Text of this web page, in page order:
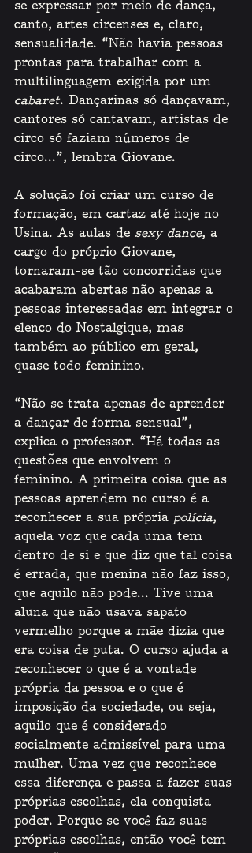
se expressar por meio de dança,
canto, artes circenses e, claro,
sensualidade. “Não havia pessoas
prontas para trabalhar com a
multilinguagem exigida por um
cabaret. Dançarinas só dançavam,
cantores só cantavam, artistas de
circo só faziam números de
circo...”, lembra Giovane.
A solução foi criar um curso de
formação, em cartaz até hoje no
Usina. As aulas de sexy dance, a
cargo do próprio Giovane,
tornaram-se tão concorridas que
acabaram abertas não apenas a
pessoas interessadas em integrar o
elenco do Nostalgique, mas
também ao público em geral,
quase todo feminino.
“Não se trata apenas de aprender
a dançar de forma sensual”,
explica o professor. “Há todas as
questões que envolvem o
feminino. A primeira coisa que as
pessoas aprendem no curso é a
reconhecer a sua própria polícia,
aquela voz que cada uma tem
dentro de si e que diz que tal coisa
é errada, que menina não faz isso,
que aquilo não pode... Tive uma
aluna que não usava sapato
vermelho porque a mãe dizia que
era coisa de puta. O curso ajuda a
reconhecer o que é a vontade
própria da pessoa e o que é
imposição da sociedade, ou seja,
aquilo que é considerado
socialmente admissível para uma
mulher. Uma vez que reconhece
essa diferença e passa a fazer suas
próprias escolhas, ela conquista
poder. Porque se você faz suas
próprias escolhas, então você tem